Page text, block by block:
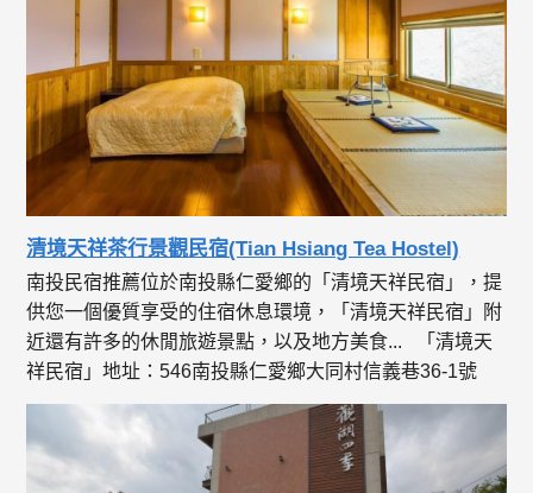
清境天祥茶行景觀民宿(Tian Hsiang Tea Hostel)
南投民宿推薦位於南投縣仁愛鄉的「清境天祥民宿」，提
供您一個優質享受的住宿休息環境，「清境天祥民宿」附
近還有許多的休閒旅遊景點，以及地方美食... 「清境天
祥民宿」地址：546南投縣仁愛鄉大同村信義巷36-1號